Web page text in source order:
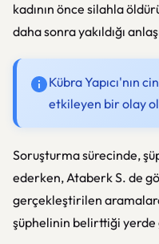
kadının önce silahla
daha sonra yakıldığı
Kübra Yapıcı'nın
etkileyen bir olay
Soruşturma sürecinde,
ederken, Ataberk S. de
gerçekleştirilen
şüphelinin belirttiği yerde